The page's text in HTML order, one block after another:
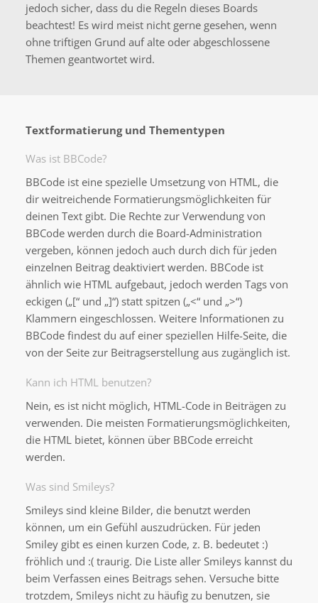
jedoch sicher, dass du die Regeln dieses Boards
beachtest! Es wird meist nicht gerne gesehen, wenn
ohne triftigen Grund auf alte oder abgeschlossene
Themen geantwortet wird.
Textformatierung und Thementypen
Was ist BBCode?
BBCode ist eine spezielle Umsetzung von HTML, die
dir weitreichende Formatierungsmöglichkeiten für
deinen Text gibt. Die Rechte zur Verwendung von
BBCode werden durch die Board-Administration
vergeben, können jedoch auch durch dich für jeden
einzelnen Beitrag deaktiviert werden. BBCode ist
ähnlich wie HTML aufgebaut, jedoch werden Tags von
eckigen („[“ und „]“) statt spitzen („<“ und „>“)
Klammern eingeschlossen. Weitere Informationen zu
BBCode findest du auf einer speziellen Hilfe-Seite, die
von der Seite zur Beitragserstellung aus zugänglich ist.
Kann ich HTML benutzen?
Nein, es ist nicht möglich, HTML-Code in Beiträgen zu
verwenden. Die meisten Formatierungsmöglichkeiten,
die HTML bietet, können über BBCode erreicht
werden.
Was sind Smileys?
Smileys sind kleine Bilder, die benutzt werden
können, um ein Gefühl auszudrücken. Für jeden
Smiley gibt es einen kurzen Code, z. B. bedeutet :)
fröhlich und :( traurig. Die Liste aller Smileys kannst du
beim Verfassen eines Beitrags sehen. Versuche bitte
trotzdem, Smileys nicht zu häufig zu benutzen, sie